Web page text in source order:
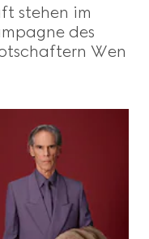
stehen im
des
Wen